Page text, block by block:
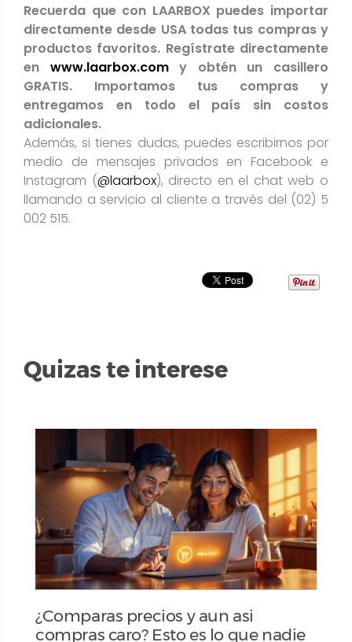
Recuerda que con LAARBOX puedes importar
directamente desde USA todas tus compras y
productos favoritos. Regístrate directamente
en www.laarbox.comy obtén un casillero
GRATIS. Importamos tus compras y
entregamos en todo el país sin costos
adicionales.
Además, si tienes dudas, puedes escribirnos por
medio de mensajes privados en Facebook e
Instagram (@laarbox), directo en el chat web o
llamando a servicio al cliente a través del (02) 5
002 515.
Quizas te interese
¿Comparas precios y aun asi
compras caro? Esto es lo que nadie